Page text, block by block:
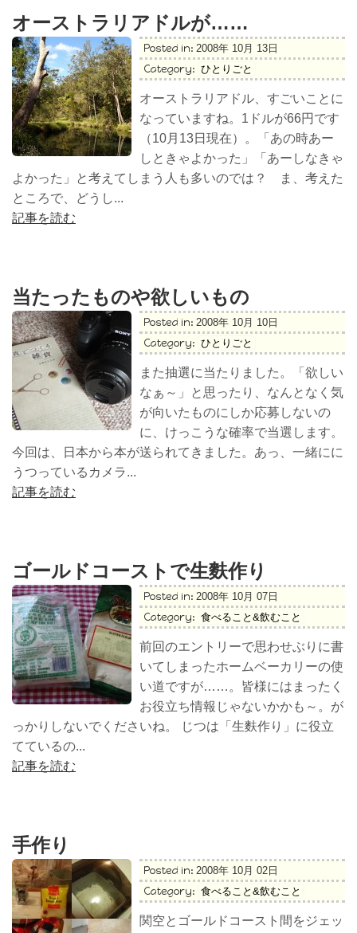
オーストラリアドルが……
Posted in: 2008年 10月 13日
Category: ひとりごと
オーストラリアドル、すごいことに
なっていますね。1ドルが66円です
（10月13日現在）。「あの時あー
しときゃよかった」「あーしなきゃ
よかった」と考えてしまう人も多いのでは？ ま、考えた
ところで、どうし...
記事を読む
当たったものや欲しいもの
Posted in: 2008年 10月 10日
Category: ひとりごと
また抽選に当たりました。「欲しい
なぁ～」と思ったり、なんとなく気
が向いたものにしか応募しないの
に、けっこうな確率で当選します。
今回は、日本から本が送られてきました。あっ、一緒にに
うつっているカメラ...
記事を読む
ゴールドコーストで生麩作り
Posted in: 2008年 10月 07日
Category: 食べること&飲むこと
前回のエントリーで思わせぶりに書
いてしまったホームベーカリーの使
い道ですが……。皆様にはまったく
お役立ち情報じゃないかかも～。が
っかりしないでくださいね。 じつは「生麩作り」に役立
てているの...
記事を読む
手作り
Posted in: 2008年 10月 02日
Category: 食べること&飲むこと
関空とゴールドコースト間をジェッ